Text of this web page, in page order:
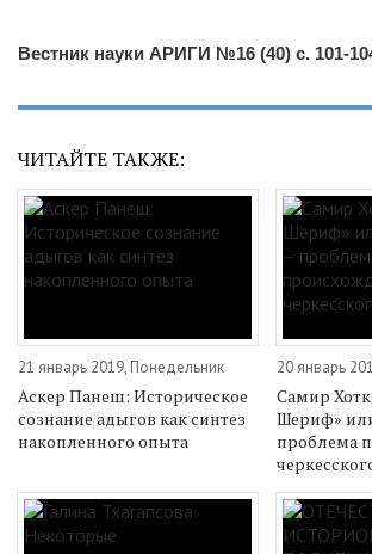
Вестник науки АРИГИ №16 (40) с. 101-
ЧИТАЙТЕ ТАКЖЕ:
21 январь 2019, Понедельник
Аскер Панеш: Историческое
сознание адыгов как синтез
накопленного опыта
20 январь
Самир
Шериф»
проблема